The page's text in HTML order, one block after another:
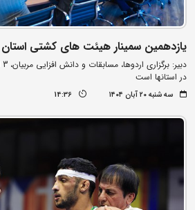
یازدهمین سمینار هیئت های کشتی استان
در استانها است
سه شنبه ۲۰ آبان ۱۴۰۴ 14:36